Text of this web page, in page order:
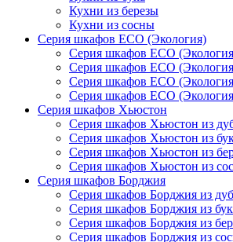
Кухни из березы
Кухни из сосны
Серия шкафов ECO (Экология)
Серия шкафов ECO
Серия шкафов ECO
Серия шкафов ECO
Серия шкафов ECO
Серия шкафов Хьюстон
Серия шкафов Хьюстон из
Серия шкафов Хьюстон из
Серия шкафов Хьюстон из
Серия шкафов Хьюстон из
Серия шкафов Борджия
Серия шкафов Борджия из
Серия шкафов Борджия из
Серия шкафов Борджия из
Серия шкафов Борджия из